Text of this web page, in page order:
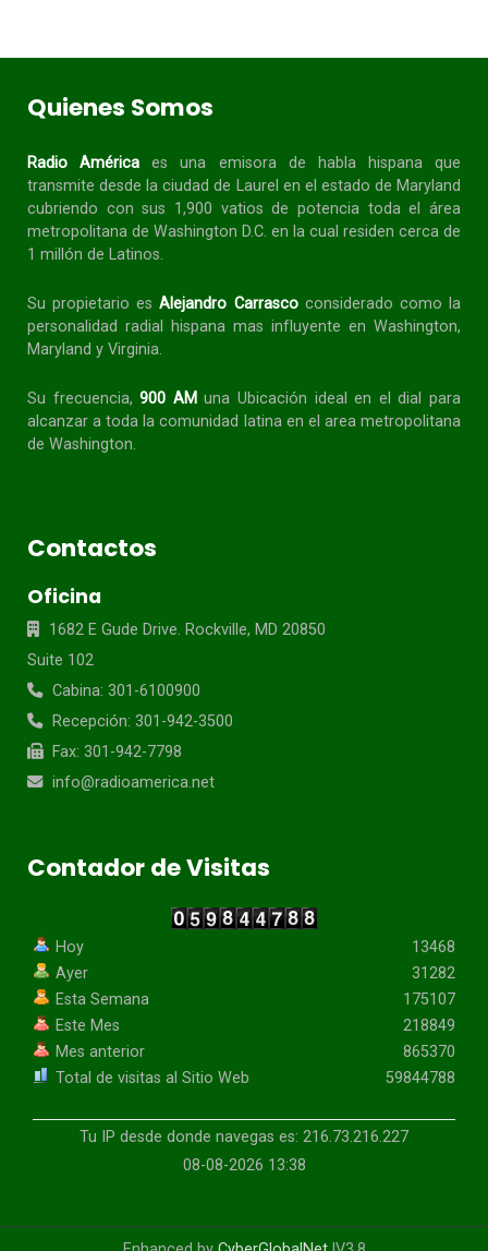
Quienes Somos
Radio América es una emisora de habla hispanaque
transmite desde la ciudad de Laurel en el estado de Maryland
cubriendo con sus 1,900 vatios de potencia toda el área
metropolitana de Washington D.C. en la cual residen cerca de
1 millón de Latinos.
Su propietario esAlejandro Carrascoconsiderado como la
personalidad radial
hispana mas influyente en Washington,
Maryland y Virginia.
Su frecuencia, 900 AM una Ubicación ideal en el dial para
alcanzar a toda lacomunidad latina en el area metropolitana
de Washington.
Contactos
Oficina
1682 E Gude Drive. Rockville, MD 20850
Suite 102
Cabina: 301-6100900
Recepción: 301-942-3500
Fax: 301-942-7798
info@radioamerica.net
Contador de Visitas
Hoy
Ayer
Esta Semana
Este Mes
Mes anterior
Total de visitas al Sitio Web
13468
31282
175107
218849
865370
59844788
Tu IP desde donde navegas es: 216.73.216.227
08-08-2026 13:38